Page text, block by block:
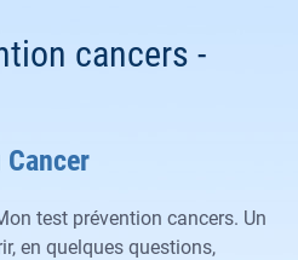
cancers -
test prévention cancers. Un
en quelques questions,